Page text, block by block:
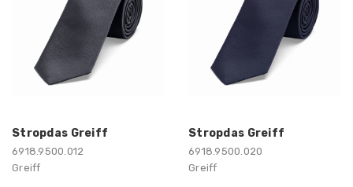
Stropdas Greiff
6918.9500.012
Greiff
Stropdas Greiff
6918.9500.020
Greiff